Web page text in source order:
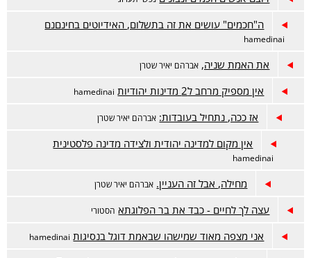
ה"חכמים" עושים את זה בתשלום, האידיוטים בחינםנם
hamedinai
את האמת שניה, אברהם יאיר שטרן
אין מספיק מרחב ל2 מדינות יהודיות hamedinai
אז ככה, נתחיל בעובדות: אברהם יאיר שטרן
אין מקום למדינה יהודית ולצידה מדינה פלסטינית
hamedinai
מחילה, אבל זה העניין. אברהם יאיר שטרן
עצה לך לחיים - כבד את בר הפלוגתא הסטורי
אני מצפה מאוד שמישהו שבאמת דוגל בנסיגות hamedinai